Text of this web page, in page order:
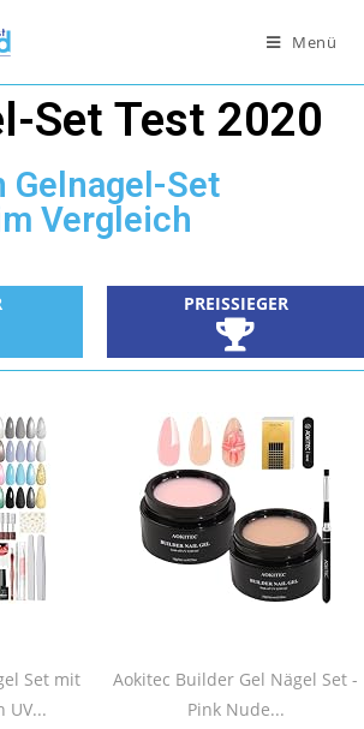
Menü
Set Test 2020
Gelnagel-Set
Vergleich
PREISSIEGER
Set mit
UV...
Aokitec Builder Gel Nägel Set -
Pink Nude...